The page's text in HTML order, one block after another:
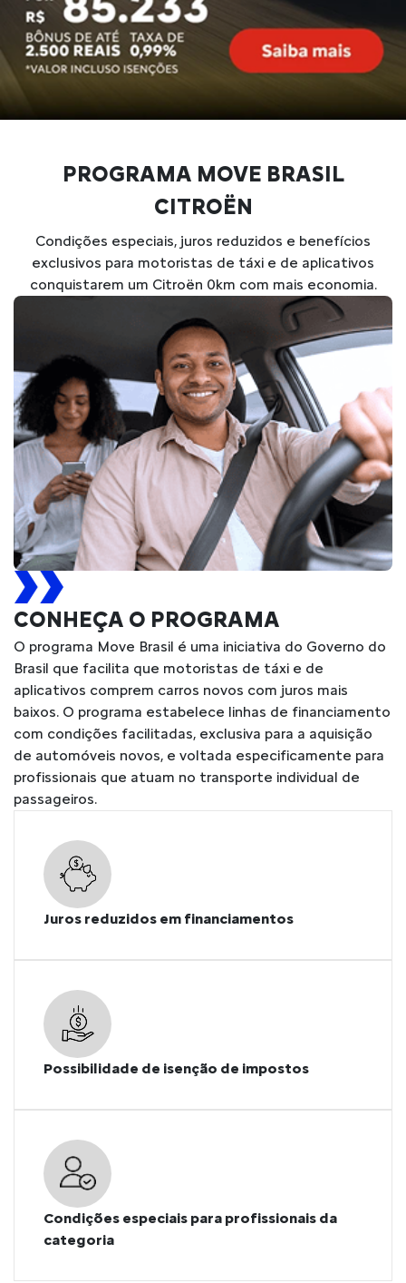
PROGRAMA MOVE BRASIL
CITROËN
Condições especiais, juros reduzidos e benefícios
exclusivos para motoristas de táxi e de aplicativos
conquistarem um Citroën 0km com mais economia.
CONHEÇA O PROGRAMA
O programa Move Brasil é uma iniciativa do Governo do
Brasil que facilita que motoristas de táxi e de
aplicativos comprem carros novos com juros mais
baixos. O programa estabelece linhas de financiamento
com condições facilitadas, exclusiva para a aquisição
de automóveis novos, e voltada especificamente para
profissionais que atuam no transporte individual de
passageiros.
Juros reduzidos em financiamentos
Possibilidade de isenção de impostos
Condições especiais para profissionais da
categoria